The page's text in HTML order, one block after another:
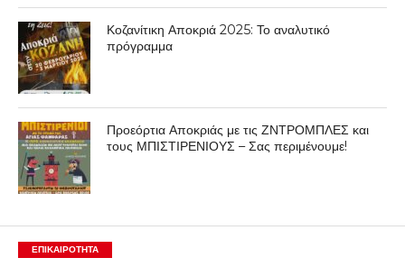
Κοζανίτικη Αποκριά 2025: Το αναλυτικό
πρόγραμμα
Προεόρτια Αποκριάς με τις ΖΝΤΡΟΜΠΛΕΣ και
τους ΜΠΙΣΤΙΡΕΝΙΟΥΣ – Σας περιμένουμε!
ΕΠΙΚΑΙΡΟΤΗΤΑ